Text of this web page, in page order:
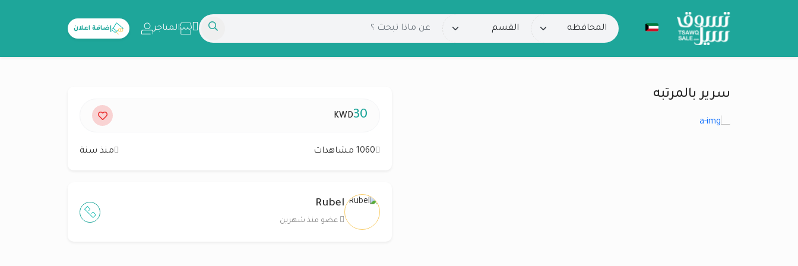
المتاجر إضافة اعلان
سرير بالمرتبه
30
KWD
1060 مشاهدات منذ سنة
Rubel
عضو منذ شهرين